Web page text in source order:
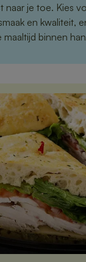
naar je toe. Kies
en kwaliteit,
maaltijd binnen